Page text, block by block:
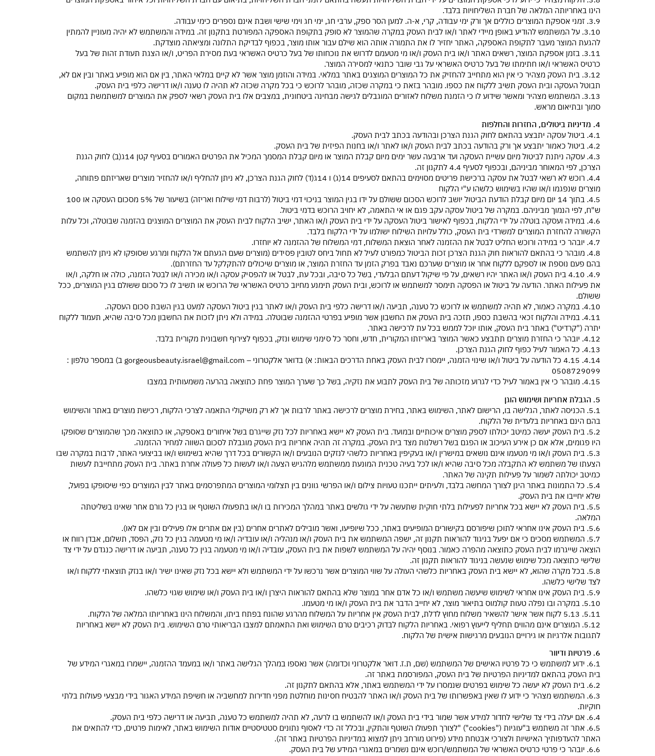
הינו באחריותה המלאה של חברת השליחויות בלבד.
3.9. זמני אספקת המוצרים כוללים אך ורק ימי עבודה, קרי, א-ה. למען הסר ספק, ערבי חג, ימי חג וימי שישי ושבת אינם נספרים כימי עבודה.
3.10. על המשתמש להודיע באופן מיידי לאתר ו/או לבית העסק במקרה שהמוצר לא סופק בתקופת האספקה המפורטת בתקנון זה. במידה והמשתמש לא יהיה מעוניין להמתין
להגעת המוצר מעבר לתקופת האספקה, האתר יחזיר לו את התמורה אותה הוא שילם עבור אותו מוצר, בכפוף לבדיקת התלונה ומציאתה מוצדקת.
3.11. בזמן אספקת המוצר, רשאים האתר ו/או בית העסק ו/או מי מטעמם לדרוש את נוכחותו של בעל כרטיס האשראי בעת מסירת הפריט, ו/או הצגת תעודת זהות של בעל
כרטיס האשראי ו/או חתימתו של בעל כרטיס האשראי על גבי שובר כתנאי למסירה המוצר.
3.12. בית העסק מצהיר כי אין הוא מתחייב להחזיק את כל המוצרים המוצגים באתר במלאי. במידה והוזמן מוצר אשר לא קיים במלאי האתר, בין אם הוא מופיע באתר ובין אם לא,
תבוטל העסקה ובית העסק תשיב ללקוח את כספו. מובהר בזאת כי במקרה שכזה, מובהר לרוכש כי בכל מקרה שכזה לא תהיה לו טענה ו/או דרישה כלפי בית העסק.
3.13. המשתמש מצהיר ומאשר שידוע לו כי הזמנת משלוח לאזורים המוגבלים לגישה מבחינה ביטחונית, במצבים אלו בית העסק רשאי לספק את המוצרים למשתמשת במקום
סמוך ובתיאום מראש.
4. מדיניות ביטולים, החזרות והחלפות
4.1. ביטול עסקה יתבצע בהתאם לחוק הגנת הצרכן ובהודעה בכתב לבית העסק.
4.2. ביטול כאמור יתבצע אך ורק בהודעה בכתב לבית העסק ו/או לאתר ו/או בחנות הפיזית של בית העסק.
4.3. עסקה ניתנת לביטול מיום עשיית העסקה ועד ארבעה עשר ימים מיום קבלת המוצר או מיום קבלת המסמך המכיל את הפרטים האמורים בסעיף קטן 14ג(ב) לחוק הגנת
הצרכן, לפי המאוחר מביניהם, ובכפוף לסעיף 4.4 לתקנון זה.
4.4. רוכש לא רשאי לבטל את עסקה ברכישת פריטים מסוימים בהתאם לסעיפים 14(ג) ו 14ג(ד) לחוק הגנת הצרכן, לא ניתן להחליף ו/או להחזיר מוצרים שאריזתם פתוחה,
מוצרים שנפגמו ו/או שהיו בשימוש כלשהו ע"י הלקוח
4.5. בתוך 14 יום מיום קבלת הודעת הביטול יושב לרוכש הסכום ששולם על ידו בגין המוצר בניכוי דמי ביטול (לרבות דמי שילוח ואריזה) בשיעור של 5% מסכום העסקה או 100
ש"ח, לפי הנמוך מביניהם. במקרה של ביטול עסקה עקב פגם או אי התאמה, לא יחויב הרוכש בדמי ביטול.
4.6. במידה ועסקה בוטלה על ידי הלקוח, בכפוף לאישור ביטול העסקה על ידי בית העסק ו/או האתר, ישיב הלקוח לבית העסק את המוצרים המוצגים בהזמנה שבוטלה, וכל עלות
הקשורה להחזרת המוצרים למשרדי בית העסק, כולל עלויות השילוח ישולמו על ידי הלקוח בלבד.
4.7. יובהר כי במידה ורוכש החליט לבטל את ההזמנה לאחר הוצאת המשלוח, דמי המשלוח של ההזמנה לא יוחזרו.
4.8. מובהר כי בהתאם להוראות חוק הגנת הצרכן זכות הביטול כמפורט לעיל לא תחול ביחס לטובין פסידים (מוצרים שעם הגעתם אל הלקוח ומרגע שסופקו לא ניתן להשתמש
בהם פעם נוספת או לספקם ללקוח אחר או מוצרים שערכם נאבד בפרק הזמן עד החזרת המוצר, או מוצרים שיכולים להתקלקל עד החזרתם).
4.9. 4.10 בית העסק ו/או האתר יהיו רשאים, על פי שיקול דעתם הבלעדי, בשל כל סיבה, ובכל עת, לבטל או להפסיק עסקה ו/או מכירה ו/או לבטל הזמנה, כולה או חלקה, ו/או
את פעילות האתר. הודעה על ביטול או הפסקה תימסר למשתמש או לרוכש, ובית העסק תימנע מחיוב כרטיס האשראי של הרוכש או תשיב לו כל סכום ששולם בגין המוצרים, ככל
ששולם.
4.10. במקרה כאמור, לא תהיה למשתמש או לרוכש כל טענה, תביעה ו/או דרישה כלפי בית העסק ו/או לאתר בגין ביטול העסקה למעט בגין השבת סכום העסקה.
4.11. במידה והלקוח זכאי בהשבת כספו, תזכה בית העסק את החשבון אשר מופיע בפרטי ההזמנה שבוטלה. במידה ולא ניתן לזכות את החשבון מכל סיבה שהיא, תעמוד ללקוח
יתרה ("קרדיט") באתר בית העסק, אותו יוכל לממש בכל עת לרכישה באתר.
4.12. יובהר כי החזרת מוצרים תתבצע כאשר המוצר באריזתו המקורית, חדש, וחסר כל סימני שימוש ונזק, בכפוף לצירוף חשבונית מקורית בלבד.
4.13. כל האמור לעיל כפוף לחוק הגנת הצרכן.
4.14. 4.15 כל הודעה על ביטול ו/או שינוי הזמנה, יימסרו לבית העסק באחת הדרכים הבאות: א) בדואר אלקטרוני –
gorgeousbeauty.israel@gmail.com ב) במספר טלפון :
0508729099
4.15. מובהר כי אין באמור לעיל כדי לגרוע מזכותה של בית העסק לתבוע את נזקיה, בשל כך שערך המוצר פחת כתוצאה בהרעה משמעותית במצבו
5. הגבלת אחריות ושימוש הוגן
5.1. הכניסה לאתר, הגלישה בו, הרישום לאתר, השימוש באתר, בחירת מוצרים לרכישה באתר לרבות אך לא רק משיקולי התאמה לצרכי הלקוח, רכישת מוצרים באתר והשימוש
בהם הינם באחריות בלעדית של הלקוח.
5.2. בית העסק יעשה כמיטב יכולתו לספק מוצרים איכותיים ובמועד. בית העסק לא יישא באחריות לכל נזק שייגרם בשל איחורים באספקה, או כתוצאה מכך שהמוצרים שסופקו
היו פגומים, אלא אם כן אירע העיכוב או הפגם בשל רשלנות מצד בית העסק. במקרה זה תהיה אחריות בית העסק מוגבלת לסכום השווה למחיר ההזמנה.
5.3. בית העסק ו/או מי מטעמו אינם נושאים במישרין ו/או בעקיפין באחריות כלשהי לנזקים הנובעים ו/או הקשורים בכל דרך שהיא בשימוש ו/או בביצועי האתר, לרבות במקרה שבו
הצעתו של משתמש לא התקבלה מכל סיבה שהיא ו/או לכל בעיה טכנית המונעת ממשתמש מלהגיש הצעה ו/או לעשות כל פעולה אחרת באתר. בית העסק מתחייבת לעשות
כמיטב יכולתה לשמור על פעילות תקינה של האתר.
5.4. כל התמונות באתר הינן לצורך המחשה בלבד, ולעיתים ייתכנו טעויות צילום ו/או הפרשי גוונים בין תצלומי המוצרים המתפרסמים באתר לבין המוצרים כפי שיסופקו בפועל,
שלא יחייבו את בית העסק.
5.5. בית העסק לא יישא בכל אחריות לפעילות בלתי חוקית שתעשה על ידי גולשים באתר במהלך המכירות בו ו/או בתפעולו השוטף או בגין כל גורם אחר שאינו בשליטתה
המלאה.
5.6. בית העסק אינו אחראי לתוכן שיפורסם בקישורים המופיעים באתר, ככל שיופיעו, ואשר מובילים לאתרים אחרים (בין אם אתרים אלו פעילים ובין אם לאו).
5.7. המשתמש מסכים כי אם יפעל בניגוד להוראות תקנון זה, ישפה המשתמש את בית העסק ו/או מנהליה ו/או עובדיה ו/או מי מטעמה בגין כל נזק, הפסד, תשלום, אבדן רווח או
הוצאה שייגרמו לבית העסק כתוצאה מהפרה כאמור. בנוסף יהיה על המשתמש לשפות את בית העסק, עובדיה ו/או מי מטעמה בגין כל טענה, תביעה או דרישה כנגדם על ידי צד
שלישי כתוצאה מכל שימוש שנעשה בניגוד להוראות תקנון זה.
5.8. בכל מקרה שהוא, לא יישא בית העסק באחריות כלשהי העולה על שווי המוצרים אשר נרכשו על ידי המשתמש ולא יישא בכל נזק שאינו ישיר ו/או בנזק תוצאתי ללקוח ו/או
לצד שלישי כלשהו.
5.9. בית העסק אינו אחראי לשימוש שיעשה משתמש ו/או כל אדם אחר במוצר שלא בהתאם להוראות היצרן ו/או בית העסק ו/או שימוש שגוי כלשהו.
5.10. במקרה ובו נפלה טעות קולמוס בתיאור מוצר, לא יחייב הדבר את בית העסק ו/או מי מטעמו.
5.11. 5.13 לקוח אשר אישר להשאיר משלוח מחוץ לדלת, לבית העסק אין אחריות על המשלוח מהרגע שהונח בפתח ביתו, והמשלוח הינו באחריותו המלאה של הלקוח.
5.12. המוצרים אינם מהווים תחליף לייעוץ רפואי. באחריות הלקוח לבדוק רכיבים טרם השימוש ואת התאמתם למצבו הבריאותי טרם השימוש. בית העסק לא יישא באחריות
לתגובות אלרגיות או גירויים הנובעים מרגישות אישית של הלקוח.
6. פרטיות ודיוור
6.1. ידוע למשתמש כי כל פרטיו האישים של המשתמש (שם, ת.ז. דואר אלקטרוני וכדומה) אשר נאספו במהלך הגלישה באתר ו/או במעמד ההזמנה, יישמרו במאגרי המידע של
בית העסק בהתאם למדיניות הפרטיות של בית העסק, המפורסמת באתר זה.
6.2. בית העסק לא יעשה כל שימוש בפרטים שנמסרו על ידי המשתמש באתר, אלא בהתאם לתקנון זה.
6.3. המשתמש מצהיר כי ידוע לו שאין באפשרותו של בית העסק ו/או האתר להבטיח חסינות מוחלטת מפני חדירות למחשביה או חשיפת המידע האגור בידי מבצעי פעולות בלתי
חוקיות.
6.4. אם יעלה בידי צד שלישי לחדור למידע אשר שמור בידי בית העסק ו/או להשתמש בו לרעה, לא תהיה למשתמש כל טענה, תביעה או דרישה כלפי בית העסק.
6.5. אתר זה משתמש ב"עוגיות ("cookies") "לצורך תפעולו השוטף והתקין, ובכלל זה כדי לאסוף נתונים סטטיסטיים אודות השימוש באתר, לאימות פרטים, כדי להתאים את
האתר להעדפותיך האישיות ולצורכי אבטחת מידע (פירוט מורחב ניתן למצוא במדיניות הפרטיות באתר זה).
6.6. יובהר כי פרטי כרטיס האשראי של המשתמש/רוכש אינם נשמרים במאגרי המידע של בית העסק.